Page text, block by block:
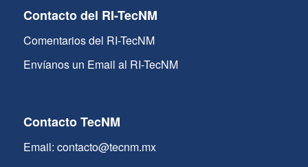
Contacto del RI-TecNM
Comentarios del RI-TecNM
Envíanos un Email al RI-TecNM
Contacto TecNM
Email: contacto@tecnm.mx